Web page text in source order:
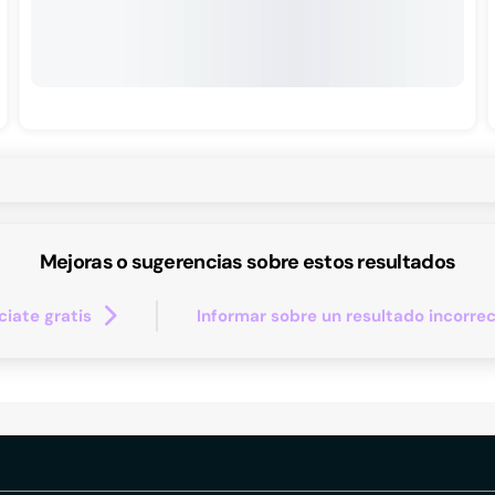
Mejoras o sugerencias sobre estos resultados
gratis Informar sobre un resultado